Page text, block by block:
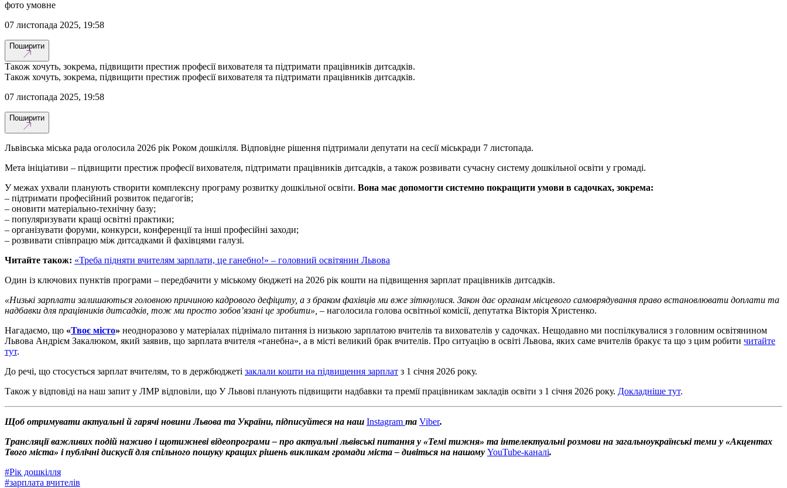
фото умовне
07 листопада 2025, 19:58
Поширити
Також хочуть, зокрема, підвищити престиж професії вихователя та підтримати працівників дитсадків.
Також хочуть, зокрема, підвищити престиж професії вихователя та підтримати працівників дитсадків.
07 листопада 2025, 19:58
Поширити
Львівська міська рада оголосила 2026 рік Роком дошкілля. Відповідне рішення підтримали депутати на сесії міськради 7 листопада.
Мета ініціативи – підвищити престиж професії вихователя, підтримати працівників дитсадків, а також розвивати сучасну систему дошкільної освіти у громаді.
У межах ухвали планують створити комплексну програму розвитку дошкільної освіти. Вона має допомогти системно покращити умови в садочках, зокрема:
– підтримати професійний розвиток педагогів;
– оновити матеріально-технічну базу;
– популяризувати кращі освітні практики;
– організувати форуми, конкурси, конференції та інші професійні заходи;
– розвивати співпрацю між дитсадками й фахівцями галузі.
Читайте також: «Треба підняти вчителям зарплати, це ганебно!» – головний освітянин Львова
Один із ключових пунктів програми – передбачити у міському бюджеті на 2026 рік кошти на підвищення зарплат працівників дитсадків.
«Низькі зарплати залишаються головною причиною кадрового дефіциту, а з браком фахівців ми вже зіткнулися. Закон дає органам місцевого самоврядування право встановлювати доплати та
надбавки для працівників дитсадків, тож ми просто зобов’язані це зробити», – наголосила голова освітньої комісії, депутатка Вікторія Христенко.
Нагадаємо, що «Твоє місто» неодноразово у матеріалах піднімало питання із низькою зарплатою вчителів та вихователів у садочках. Нещодавно ми поспілкувалися з головним освітянином
Львова Андрієм Закалюком, який заявив, що зарплата вчителя «ганебна», а в місті великий брак вчителів. Про ситуацію в освіті Львова, яких саме вчителів бракує та що з цим робити читайте
тут.
До речі, що стосується зарплат вчителям, то в держбюджеті заклали кошти на підвищення зарплат з 1 січня 2026 року.
Також у відповіді на наш запит у ЛМР відповіли, що У Львові планують підвищити надбавки та премії працівникам закладів освіти з 1 січня 2026 року. Докладніше тут.
Щоб отримувати актуальні й гарячі новини Львова та України, підписуйтеся на наш Instagram та Viber.
Трансляції важливих подій наживо і щотижневі відеопрограми – про актуальні львівські питання у «Темі тижня» та інтелектуальні розмови на загальноукраїнські теми у «Акцентах
Твого міста» і публічні дискусії для спільного пошуку кращих рішень викликам громади міста – дивіться на нашому YouTube-каналі.
#Рік дошкілля
#зарплата вчителів